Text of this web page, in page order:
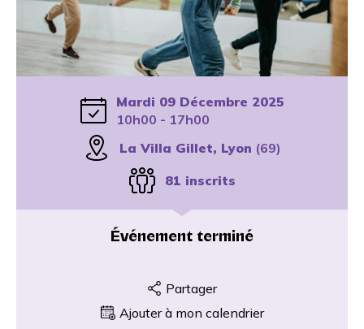
Mardi 09 Décembre 2025
10h00 - 17h00
La Villa Gillet, Lyon (69)
81 inscrits
Événement terminé
Partager
Ajouter à mon calendrier